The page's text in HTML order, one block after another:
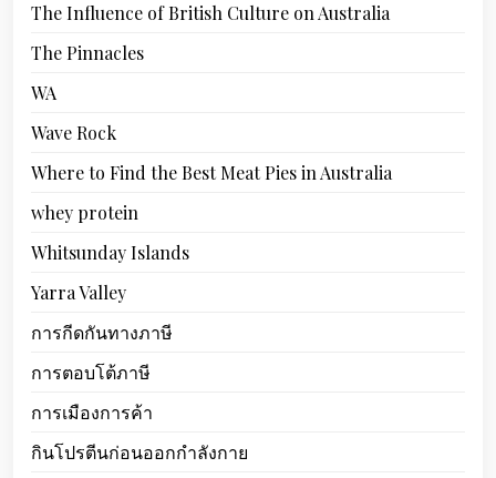
The Influence of British Culture on Australia
The Pinnacles
WA
Wave Rock
Where to Find the Best Meat Pies in Australia
whey protein
Whitsunday Islands
Yarra Valley
การกีดกันทางภาษี
การตอบโต้ภาษี
การเมืองการค้า
กินโปรตีนก่อนออกกำลังกาย